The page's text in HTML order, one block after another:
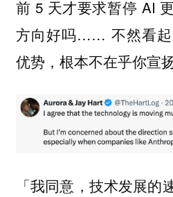
前 5 天才要求暂停 AI
方向好吗…… 不然看起
优势，根本不在乎你宣
「我同意，技术发展的